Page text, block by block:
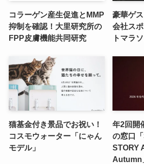
コラーゲン産生促進とMMP
抑制を確認！大里研究所の
FPP皮膚機能共同研究
豪華ゲ
会社ス
トマラ
猫基金付き景品でお祝い！
コスモウォーター「にゃん
モデル」
年2回開
の窓口
STORY
Autumn